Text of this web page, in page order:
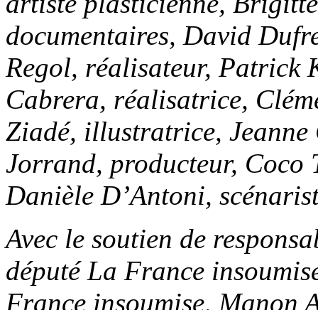
documentaires, David
Regol, réalisateur, Patrick
Cabrera, réalisatrice,
Ziadé, illustratrice, Jeanne
Jorrand, producteur, Coco
Danièle D’Antoni,
Avec le soutien de
député La France
France insoumise, Manon